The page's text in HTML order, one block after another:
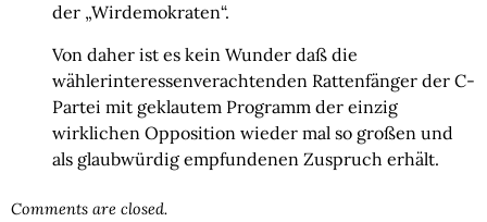
der „Wirdemokraten“.
Von daher ist es kein Wunder daß die
wählerinteressenverachtenden Rattenfänger der C-
Partei mit geklautem Programm der einzig
wirklichen Opposition wieder mal so großen und
als glaubwürdig empfundenen Zuspruch erhält.
Comments are closed.